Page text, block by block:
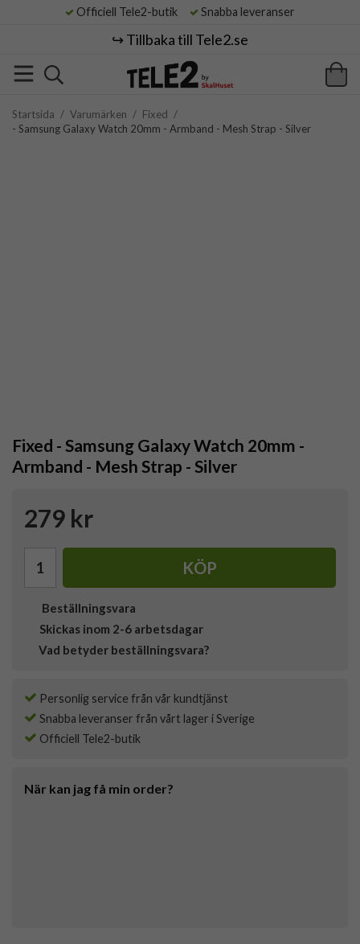
Officiell Tele2-butik Snabba leveranser
↪️ Tillbaka till Tele2.se
Startsida / Varumärken / Fixed /
- Samsung Galaxy Watch 20mm - Armband - Mesh Strap - Silver
Fixed - Samsung Galaxy Watch 20mm -
Armband - Mesh Strap - Silver
279 kr
KÖP
Beställningsvara
Skickas inom 2-6 arbetsdagar
Vad betyder beställningsvara?
Personlig service från vår kundtjänst
Snabba leveranser från vårt lager i Sverige
Officiell Tele2-butik
När kan jag få min order?